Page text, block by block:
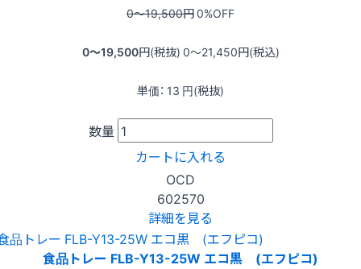
0〜19,500円0%OFF
0〜19,500円(税抜) 0〜21,450円(税込)
単価： 13 円(税抜)
数量
カートに入れる
OCD
602570
詳細を見る
食品トレー FLB-Y13-25W エコ黒 (エフピコ)